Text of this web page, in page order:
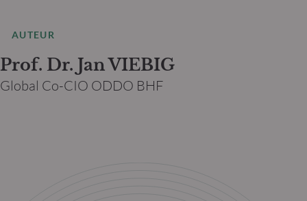
AUTEUR
Prof. Dr. Jan VIEBIG
Global Co-CIO ODDO BHF